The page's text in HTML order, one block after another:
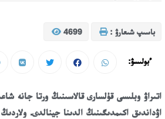
باسىپ شىعارۋ : 4699
ءبولىسۋ:
اتىراۋ وبلىسى قۇلسارى قالاسىنىڭ ورتا جانە
اۋداندىق اكىمدىگىنىڭ الدىنا جينالدى.